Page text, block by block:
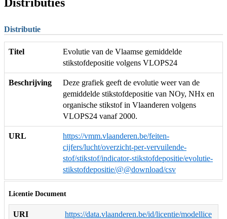
Distributie
Titel
Evolutie van de Vlaamse gemiddelde
stikstofdepositie volgens VLOPS24
Beschrijving
Deze grafiek geeft de evolutie weer van de
gemiddelde stikstofdepositie van NOy, NHx en
organische stikstof in Vlaanderen volgens
VLOPS24 vanaf 2000.
URL
https://vmm.vlaanderen.be/feiten-
cijfers/lucht/overzicht-per-vervuilende-
stof/stikstof/indicator-stikstofdepositie/evolutie-
stikstofdepositie/@@download/csv
Licentie Document
URI https://data.vlaanderen.be/id/licentie/modellice